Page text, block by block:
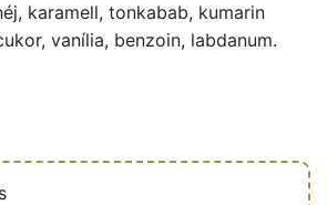
karamell, tonkabab, kumarin
vanília, benzoin, labdanum.